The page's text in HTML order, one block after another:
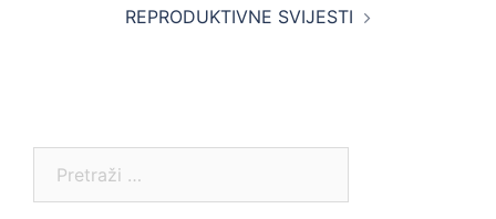
REPRODUKTIVNE SVIJESTI